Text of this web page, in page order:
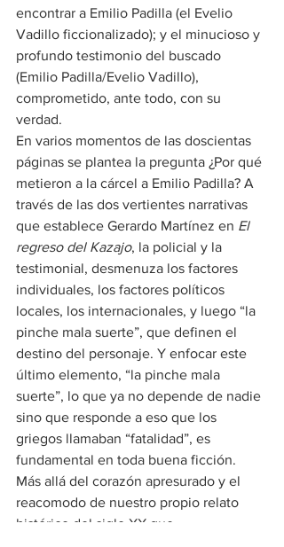
encontrar a Emilio Padilla (el Evelio
Vadillo ficcionalizado); y el minucioso y
profundo testimonio del buscado
(Emilio Padilla/Evelio Vadillo),
comprometido, ante todo, con su
verdad.
En varios momentos de las doscientas
páginas se plantea la pregunta ¿Por qué
metieron a la cárcel a Emilio Padilla? A
través de las dos vertientes narrativas
que establece Gerardo Martínez en El
regreso del Kazajo, la policial y la
testimonial, desmenuza los factores
individuales, los factores políticos
locales, los internacionales, y luego “la
pinche mala suerte”, que definen el
destino del personaje. Y enfocar este
último elemento, “la pinche mala
suerte”, lo que ya no depende de nadie
sino que responde a eso que los
griegos llamaban “fatalidad”, es
fundamental en toda buena ficción.
Más allá del corazón apresurado y el
reacomodo de nuestro propio relato
histórico del siglo XX que